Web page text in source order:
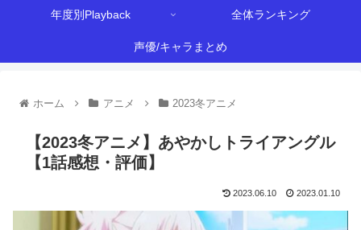
年度別Playback 全体ランキング
声優/キャラまとめ
ホーム アニメ 2023冬アニメ
【2023冬アニメ】あやかしトライアングル
【1話感想・評価】
2023.06.10 2023.01.10